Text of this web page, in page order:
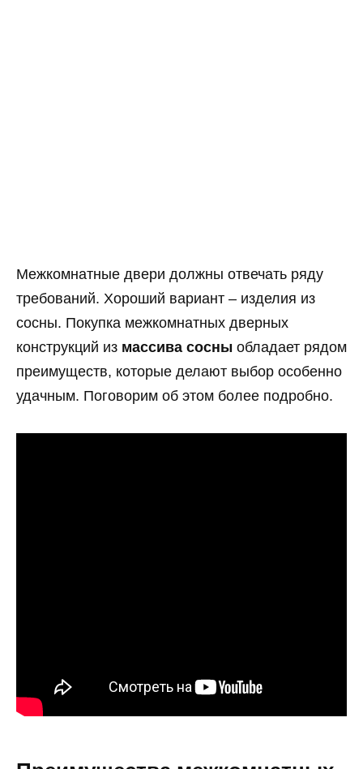
Межкомнатные двери должны отвечать ряду
требований. Хороший вариант – изделия из
сосны. Покупка межкомнатных дверных
конструкций из массива сосны обладает рядом
преимуществ, которые делают выбор особенно
удачным. Поговорим об этом более подробно.